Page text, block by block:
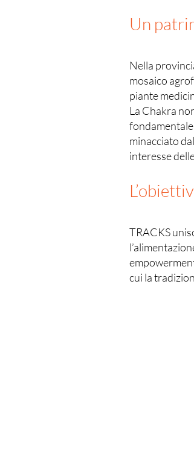
Un
Nella
mosaico
piante
La Chakra
minacciato
interesse
​TRACKS
cui la